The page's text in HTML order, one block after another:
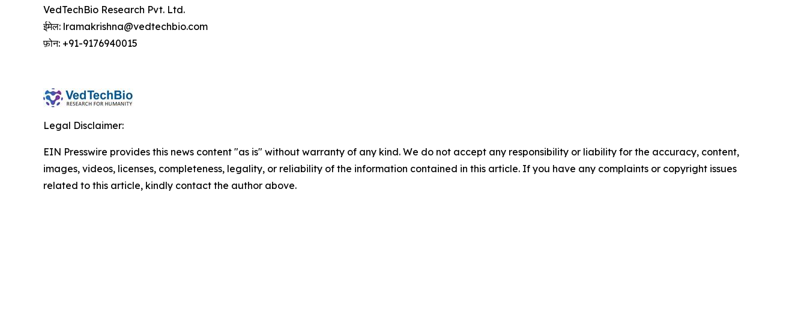
VedTechBio Research Pvt. Ltd.
ईमेल: lramakrishna@vedtechbio.com
फ़ोन: +91-9176940015
Legal Disclaimer:
EIN Presswire provides this news content "as is" without warranty of any kind. We do not accept any responsibility or liability for the accuracy, content,
images, videos, licenses, completeness, legality, or reliability of the information contained in this article. If you have any complaints or copyright issues
related to this article, kindly contact the author above.